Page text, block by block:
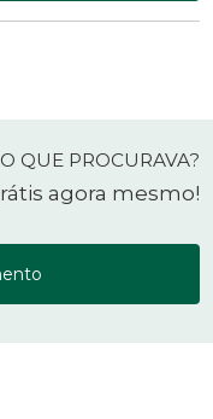
QUE PROCURAVA?
agora mesmo!